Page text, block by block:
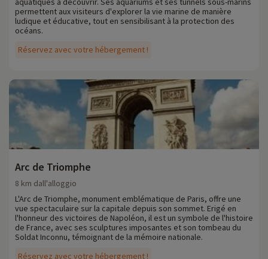
Réservez avec votre hébergement !
permettent aux visiteurs d'explorer la vie marine de manière
ludique et éducative, tout en sensibilisant à la protection des
océans.
Arc de Triomphe
Réservez avec votre hébergement !
8 km dall'alloggio
L'Arc de Triomphe, monument emblématique de Paris, offre une
vue spectaculaire sur la capitale depuis son sommet. Erigé en
l'honneur des victoires de Napoléon, il est un symbole de l'histoire
de France, avec ses sculptures imposantes et son tombeau du
Soldat Inconnu, témoignant de la mémoire nationale.